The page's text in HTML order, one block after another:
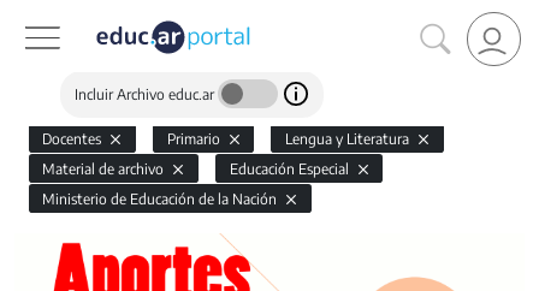
Incluir Archivo educ.ar
Docentes Primario
Lengua y Literatura
Material de archivo
Educación Especial
Ministerio de Educación de la Nación